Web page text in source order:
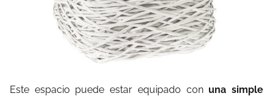
Este espacio puede estar equipado conuna simple